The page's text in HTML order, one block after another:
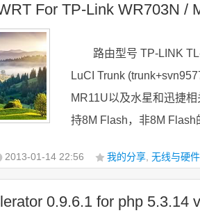
For TP-Link WR703N /
路由型号 TP-LINK
LuCI Trunk
MR11U以及水星和迅捷
持8M Flash，非8M Flash
2013-01-14 22:56 我的分享 无线与硬件
0.9.6.1 for php 5.3.14